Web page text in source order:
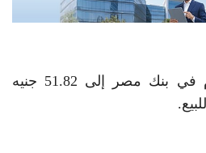
صعد سعر الأخضر اليوم في بنك مصر إلى 51.82 جنيه